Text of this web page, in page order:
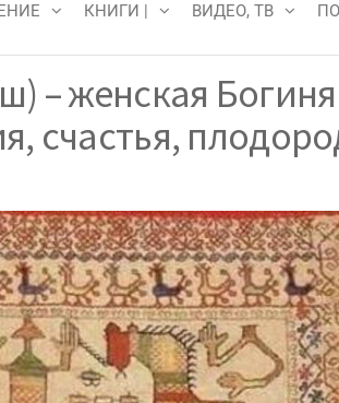
КНИГИ | ВИДЕО, ТВ
– женская
счастья,